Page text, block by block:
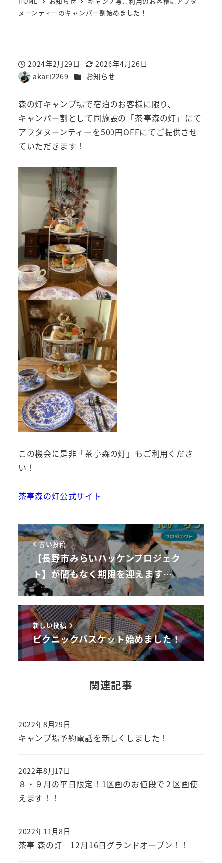
ヌーンティーのキャンパー割始めました！
投稿日
2024年2月29日
更新日
2026年4月26日
著
akari2269 カテゴリー
お知らせ
森の灯キャンプ場で宿泊のお客様に限り、
キャンパー割として同施設の「茶亭森の灯」にて
アフタヌーンティーを500円OFFにてご提供させ
ていただきます！
この機会に是非「茶亭森の灯」もご利用くださ
い！
茶亭森の灯公式サイト
古い投稿
【長野市みらいハッケンプロジェク
ト】が間もなく期限を迎えます…
新しい投稿
ピクニックバスケット始めました！
関連記事
キャンプ場予約電話を新しくしました！
2022年8月29日
８・９月の平日限定！1区画のお値段で２区画使
えます！！
2022年8月17日
茶亭 森の灯 12月16日グランドオープン！！
2022年11月8日